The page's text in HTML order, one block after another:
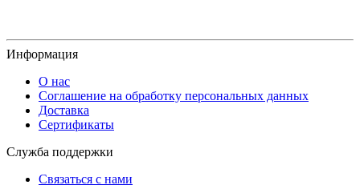
Информация
О нас
Соглашение на обработку персональных данных
Доставка
Сертификаты
Служба поддержки
Связаться с нами